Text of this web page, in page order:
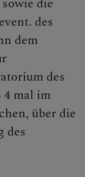
die
des
dem
des
mal im
über die
des